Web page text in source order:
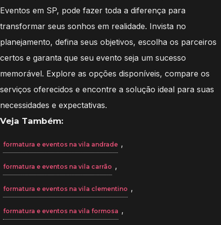
Eventos em SP, pode fazer toda a diferença para
transformar seus sonhos em realidade. Invista no
planejamento, defina seus objetivos, escolha os parceiros
certos e garanta que seu evento seja um sucesso
memorável. Explore as opções disponíveis, compare os
serviços oferecidos e encontre a solução ideal para suas
necessidades e expectativas.
Veja Também:
formatura e eventos na vila andrade ,
formatura e eventos na vila carrão ,
formatura e eventos na vila clementino ,
formatura e eventos na vila formosa ,